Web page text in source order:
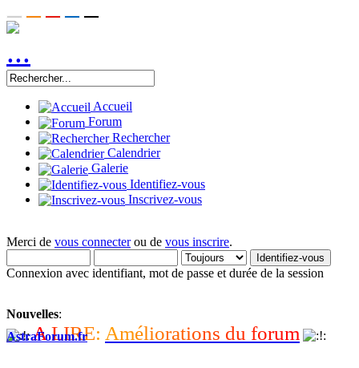
Accueil
Forum
Rechercher
Calendrier
Galerie
Identifiez-vous
Inscrivez-vous
Merci de vous connecterou de vous inscrire.
Connexion avec identifiant, mot de passe et durée de la session
Nouvelles:
A LIRE: Améliorations du forum
AstraForum.fr